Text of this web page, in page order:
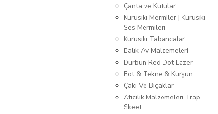
Çanta ve Kutular
Kurusıkı Mermiler | Kurusıkı
Ses Mermileri
Kurusıkı Tabancalar
Balık Av Malzemeleri
Dürbün Red Dot Lazer
Bot & Tekne & Kurşun
Çakı Ve Bıçaklar
Atıcılık Malzemeleri Trap
Skeet